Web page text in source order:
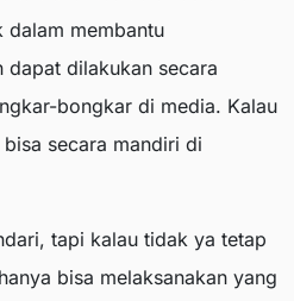
dalam membantu
dapat dilakukan secara
bongkar di media. Kalau
secara mandiri di
tapi kalau tidak ya tetap
bisa melaksanakan yang